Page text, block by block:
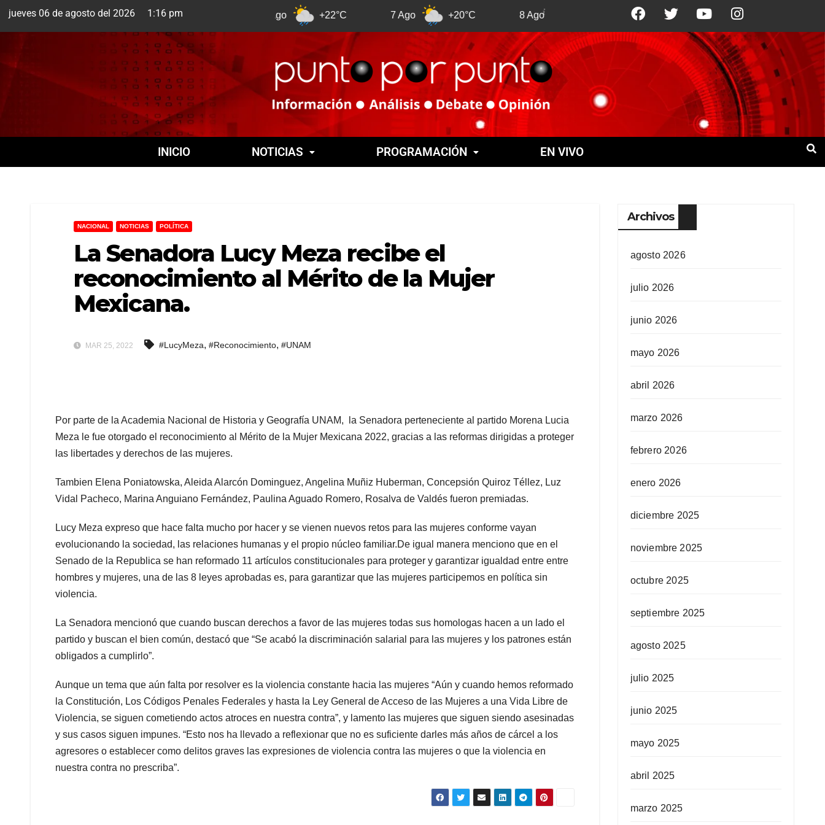
jueves 06 de agosto del 2026 1:16 pm
Cuernavaca +22°C +20°C +21°C 9 Ago +22°C 10 Ago
INICIO NOTICIAS PROGRAMACIÓN EN VIVO
NACIONAL NOTICIAS POLÍTICA
La Senadora Lucy Meza recibe el
reconocimiento al Mérito de la Mujer
Mexicana.
MAR 25, 2022 #LucyMeza, #Reconocimiento, #UNAM
Por parte de la Academia Nacional de Historia y Geografía UNAM, la Senadora perteneciente al partido Morena Lucia
Meza le fue otorgado el reconocimiento al Mérito de la Mujer Mexicana 2022, gracias a las reformas dirigidas a proteger
las libertades y derechos de las mujeres.
Tambien Elena Poniatowska, Aleida Alarcón Dominguez, Angelina Muñiz Huberman, Concepsión Quiroz Téllez, Luz
Vidal Pacheco, Marina Anguiano Fernández, Paulina Aguado Romero, Rosalva de Valdés fueron premiadas.
Lucy Meza expreso que hace falta mucho por hacer y se vienen nuevos retos para las mujeres conforme vayan
evolucionando la sociedad, las relaciones humanas y el propio núcleo familiar.De igual manera menciono que en el
Senado de la Republica se han reformado 11 artículos constitucionales para proteger y garantizar igualdad entre entre
hombres y mujeres, una de las 8 leyes aprobadas es, para garantizar que las mujeres participemos en política sin
violencia.
La Senadora mencionó que cuando buscan derechos a favor de las mujeres todas sus homologas hacen a un lado el
partido y buscan el bien común, destacó que “Se acabó la discriminación salarial para las mujeres y los patrones están
obligados a cumplirlo”.
Aunque un tema que aún falta por resolver es la violencia constante hacia las mujeres “Aún y cuando hemos reformado
la Constitución, Los Códigos Penales Federales y hasta la Ley General de Acceso de las Mujeres a una Vida Libre de
Violencia, se siguen cometiendo actos atroces en nuestra contra”, y lamento las mujeres que siguen siendo asesinadas
y sus casos siguen impunes. “Esto nos ha llevado a reflexionar que no es suficiente darles más años de cárcel a los
agresores o establecer como delitos graves las expresiones de violencia contra las mujeres o que la violencia en
nuestra contra no prescriba”.
Archivos
agosto 2026
julio 2026
junio 2026
mayo 2026
abril 2026
marzo 2026
febrero 2026
enero 2026
diciembre 2025
noviembre 2025
octubre 2025
septiembre 2025
agosto 2025
julio 2025
junio 2025
mayo 2025
abril 2025
marzo 2025